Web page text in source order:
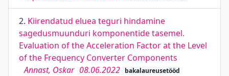
2. Kiirendatud eluea teguri hindamine
sagedusmuunduri komponentide tasemel.
Evaluation of the Acceleration Factor at the Level
of the Frequency Converter Components
Annast, Oskar 08.06.2022 bakalaureusetööd